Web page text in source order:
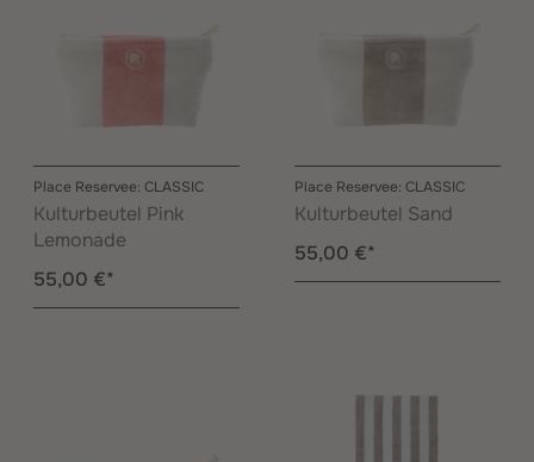
Place Reservee: CLASSIC
Kulturbeutel Pink
Lemonade
55,00 €*
Place Reservee: CLASSIC
Kulturbeutel Sand
55,00 €*